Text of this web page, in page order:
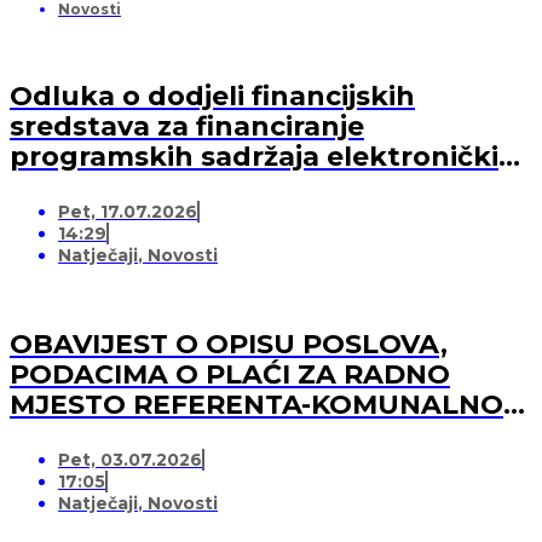
Novosti
Odluka o dodjeli financijskih
sredstava za financiranje
programskih sadržaja elektroničkih
medijskih usluga)
Pet, 17.07.2026
14:29
Natječaji, Novosti
OBAVIJEST O OPISU POSLOVA,
PODACIMA O PLAĆI ZA RADNO
MJESTO REFERENTA-KOMUNALNOG
Pet, 03.07.2026
17:05
Natječaji, Novosti